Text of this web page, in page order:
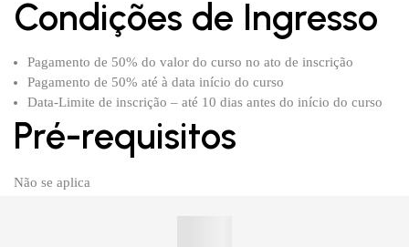
Condições de Ingresso
Pagamento de 50% do valor do curso no ato de inscrição
Pagamento de 50% até à data início do curso
Data-Limite de inscrição – até 10 dias antes do início do curso
Pré-requisitos
Não se aplica